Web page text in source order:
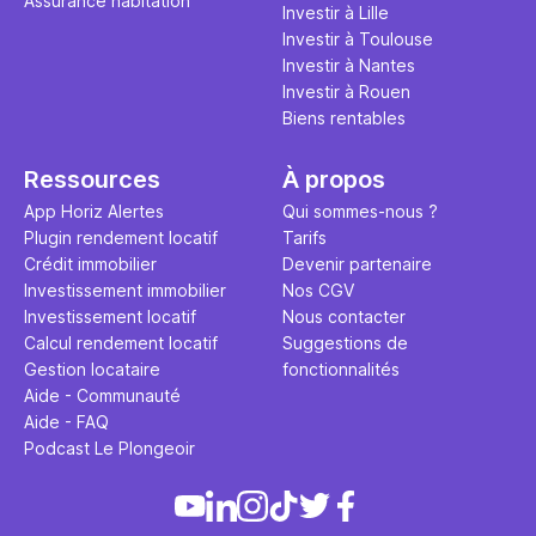
Investir à Lille
Investir à Toulouse
Investir à Nantes
Investir à Rouen
Biens rentables
Ressources
App Horiz Alertes
Plugin rendement locatif
Crédit immobilier
Investissement immobilier
Investissement locatif
Calcul rendement locatif
Gestion locataire
Aide - Communauté
Aide - FAQ
Podcast Le Plongeoir
À propos
Qui sommes-nous ?
Tarifs
Devenir partenaire
Nos CGV
Nous contacter
Suggestions de
fonctionnalités